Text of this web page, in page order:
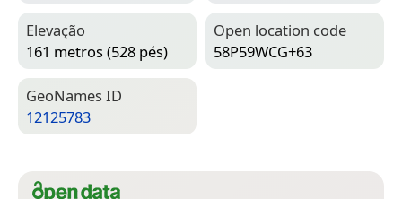
Elevação
161 metros (528 pés)
Open location code
58P59WCG+63
Geo­Names ID
12125783